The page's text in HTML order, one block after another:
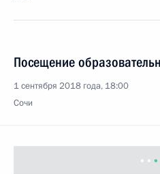
Посещение
1 сентября 2018 года, 18:00
Сочи